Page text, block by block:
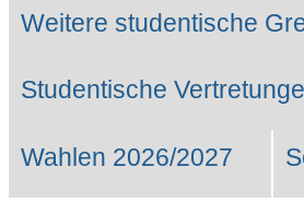
Weitere studentische
Studentische
Wahlen 2026/2027